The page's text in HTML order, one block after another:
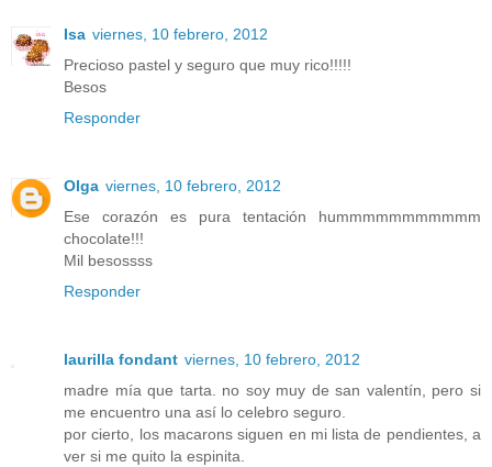
Isa viernes, 10 febrero, 2012
Precioso pastel y seguro que muy rico!!!!!
Besos
Responder
Olga viernes, 10 febrero, 2012
Ese corazón es pura tentación hummmmmmmmmmm
chocolate!!!
Mil besossss
Responder
laurilla fondant viernes, 10 febrero, 2012
madre mía que tarta. no soy muy de san valentín, pero si
me encuentro una así lo celebro seguro.
por cierto, los macarons siguen en mi lista de pendientes, a
ver si me quito la espinita.